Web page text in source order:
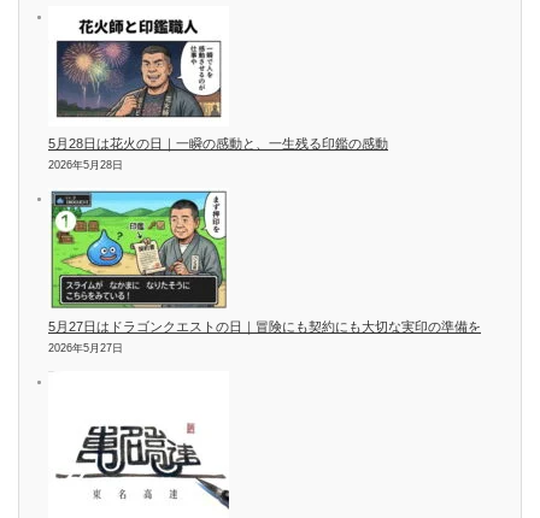
5月28日は花火の日｜一瞬の感動と、一生残る印鑑の感動
2026年5月28日
5月27日はドラゴンクエストの日｜冒険にも契約にも大切な実印の準備を
2026年5月27日